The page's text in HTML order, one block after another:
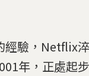
經驗，Netflix
年，正處起